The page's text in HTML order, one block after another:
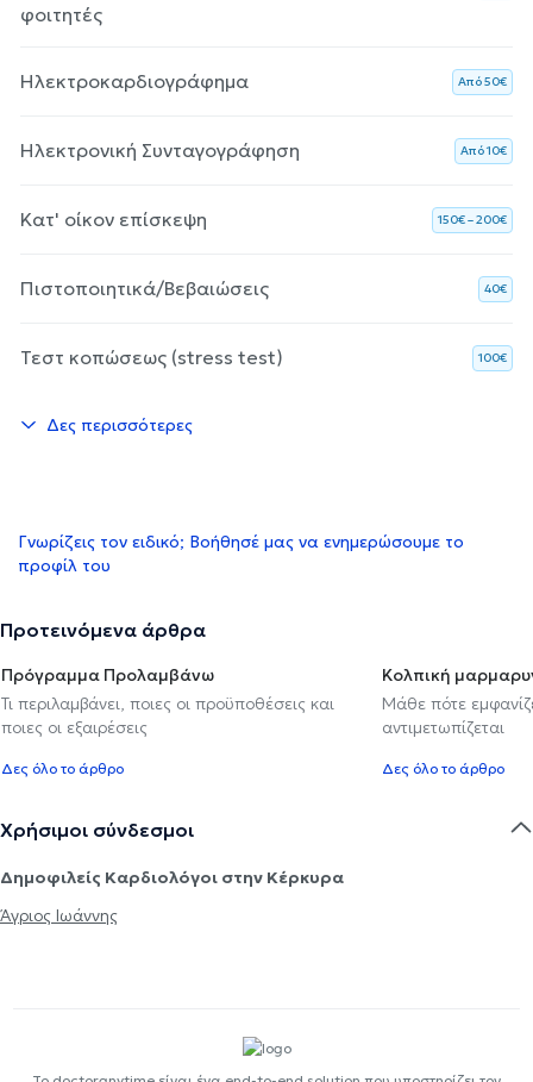
φοιτητές
Ηλεκτροκαρδιογράφημα Aπό 50€
Ηλεκτρονική Συνταγογράφηση Aπό 10€
Κατ' οίκον επίσκεψη 150€ – 200€
Πιστοποιητικά/Βεβαιώσεις 40€
Τεστ κοπώσεως (stress test) 100€
Δες περισσότερες
Γνωρίζεις τον ειδικό; Βοήθησέ μας να ενημερώσουμε το
προφίλ του
Προτεινόμενα άρθρα
Πρόγραμμα Προλαμβάνω
Τι περιλαμβάνει, ποιες οι προϋποθέσεις και
ποιες οι εξαιρέσεις
Δες όλο το άρθρο
Κολπική
Μάθε πότε
αντιμετωπίζεται
Δες όλο το άρθρο
Χρήσιμοι σύνδεσμοι
Δημοφιλείς Καρδιολόγοι στην Κέρκυρα
Άγριος Ιωάννης